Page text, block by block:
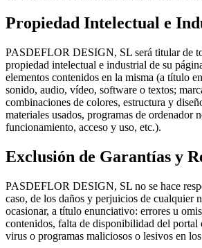
Propiedad Intelectual e
PASDEFLOR DESIGN, SL será titular de
propiedad intelectual e industrial de su
elementos contenidos en la misma (a título
sonido, audio, vídeo, software o textos;
combinaciones de colores, estructura y
materiales usados, programas de ordenador
funcionamiento, acceso y uso, etc.).
Exclusión de Garantías y
PASDEFLOR DESIGN, SL no se hace
caso, de los daños y perjuicios de cualquier
ocasionar, a título enunciativo: errores u
contenidos, falta de disponibilidad del portal
virus o programas maliciosos o lesivos en